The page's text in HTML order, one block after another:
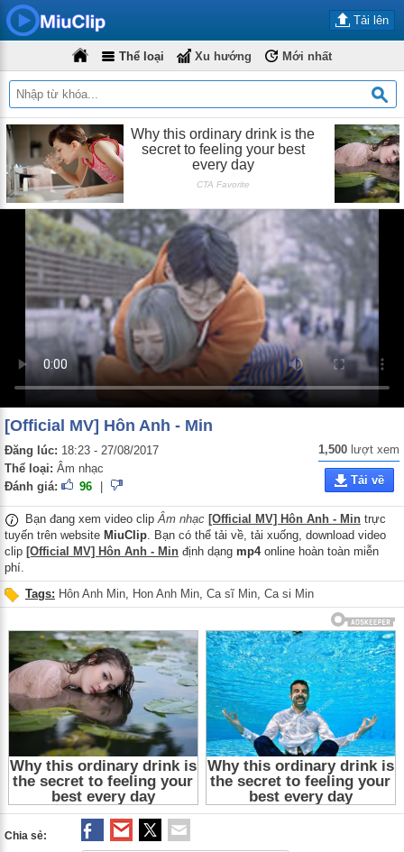
Tải lên
Thể loại Xu hướng Mới nhất
[Official MV] Hôn Anh - Min
Đăng lúc: 18:23 - 27/08/2017
Thể loại: Âm nhạc
Đánh giá:
96
1,500 lượt xem
Tải về
Bạn đang xem video clipÂm nhạc [Official MV] Hôn Anh - Min trực
tuyến trên website MiuClip. Bạn có thể tải về, tải xuống, download video
clip [Official MV] Hôn Anh - Min định dạng mp4online hoàn toàn miễn
phí.
Tags: Hôn Anh Min, Hon Anh Min, Ca sĩ Min, Ca si Min
Chia sẻ: